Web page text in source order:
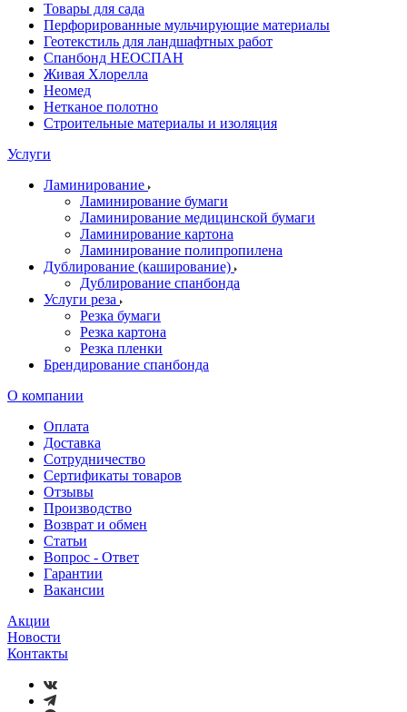
Товары для сада
Перфорированные мульчирующие материалы
Геотекстиль для ландшафтных работ
Спанбонд НЕОСПАН
Живая Хлорелла
Нeомед
Нетканое полотно
Строительные материалы и изоляция
Услуги
Ламинирование
Ламинирование бумаги
Ламинирование медицинской бумаги
Ламинирование картона
Ламинирование полипропилена
Дублирование (каширование)
Дублирование спанбонда
Услуги реза
Резка бумаги
Резка картона
Резка пленки
Брендирование спанбонда
О компании
Оплата
Доставка
Сотрудничество
Сертификаты товаров
Отзывы
Производство
Возврат и обмен
Статьи
Вопрос - Ответ
Гарантии
Вакансии
Акции
Новости
Контакты